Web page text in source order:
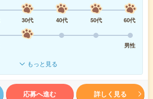
30代 40代 50代
60代
男性
もっと見る
応募へ進む 詳しく見る